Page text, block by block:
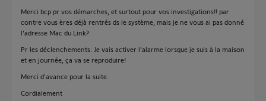
Merci bcp pr vos démarches, et surtout pour vos investigations!! par
contre vous ères déjà rentrés ds le système, mais je ne vous ai pas donné
l'adresse Mac du Link?
Pr les déclenchements. Je vais activer l'alarme lorsque je suis à la maison
et en journée, ça va se reproduire!
Merci d'avance pour la suite.
Cordialement